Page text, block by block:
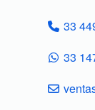
33
33